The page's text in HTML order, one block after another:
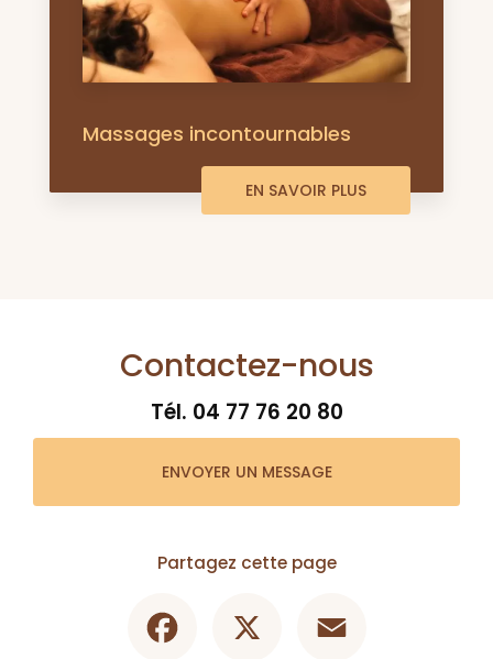
Massages incontournables
EN SAVOIR PLUS
Contactez-nous
Tél. 04 77 76 20 80
ENVOYER UN MESSAGE
Partagez cette page